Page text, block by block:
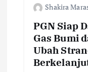
Shakira
PGN Siap
Gas Bumi
Ubah